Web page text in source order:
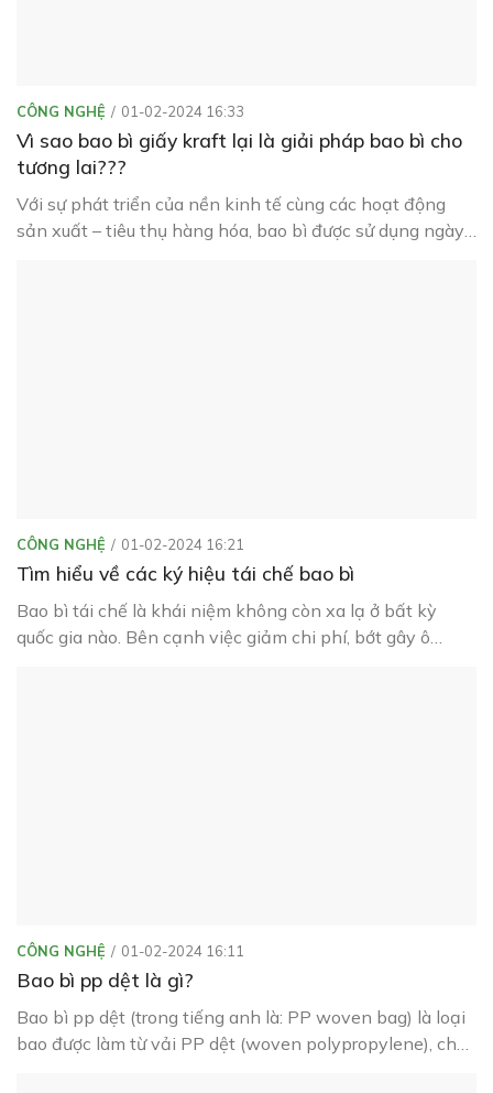
CÔNG NGHỆ 01-02-2024 16:33
Vì sao bao bì giấy kraft lại là giải pháp bao bì cho
tương lai???
Với sự phát triển của nền kinh tế cùng các hoạt động
sản xuất – tiêu thụ hàng hóa, bao bì được sử dụng ngày
CÔNG NGHỆ 01-02-2024 16:21
Tìm hiểu về các ký hiệu tái chế bao bì
Bao bì tái chế là khái niệm không còn xa lạ ở bất kỳ
quốc gia nào. Bên cạnh việc giảm chi phí, bớt gây ô
CÔNG NGHỆ 01-02-2024 16:11
Bao bì pp dệt là gì?
Bao bì pp dệt (trong tiếng anh là: PP woven bag) là loại
bao được làm từ vải PP dệt (woven polypropylene), chủ